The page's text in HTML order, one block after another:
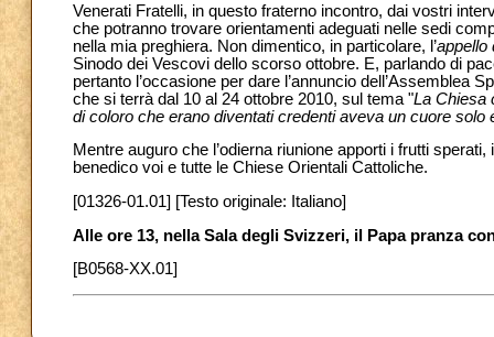
Venerati Fratelli, in questo fraterno incontro, dai vostri
che potranno trovare orientamenti adeguati nelle sedi
nella mia preghiera. Non dimentico, in particolare, l’appello
Sinodo dei Vescovi dello scorso ottobre. E, parlando di
pertanto l’occasione per dare l’annuncio dell’Assemblea
che si terrà dal 10 al 24 ottobre 2010, sul tema "La Chiesa
di coloro che erano diventati credenti aveva un cuore solo
Mentre auguro che l’odierna riunione apporti i frutti
benedico voi e tutte le Chiese Orientali Cattoliche.
[01326-01.01] [Testo originale: Italiano]
Alle ore 13, nella Sala degli Svizzeri, il Papa pranza
[B0568-XX.01]